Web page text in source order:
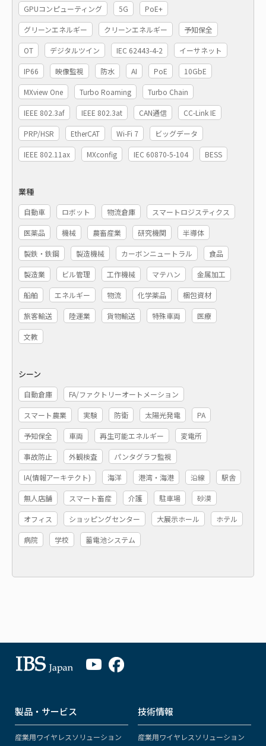
GPUコンピューティング 5G PoE+
グリーンエネルギー クリーンエネルギー 予知保全
OT デジタルツイン IEC 62443-4-2 イーサネット
IP66 映像監視 防水 AI PoE 10GbE
MXview One Turbo Roaming Turbo Chain
IEEE 802.3af IEEE 802.3at CAN通信 CC-Link IE
PRP/HSR EtherCAT Wi-Fi 7 ビッグデータ
IEEE 802.11ax MXconfig IEC 60870-5-104 BESS
業種
自動車 ロボット 物流倉庫 スマートロジスティクス
医薬品 機械 農畜産業 研究機関 半導体
製鉄・鉄鋼 製造機械 カーボンニュートラル 食品
製造業 ビル管理 工作機械 マテハン 金属加工
船舶 エネルギー 物流 化学薬品 梱包資材
旅客輸送 陸運業 貨物輸送 特殊車両 医療
文教
シーン
自動倉庫 FA/ファクトリーオートメーション
スマート農業 実験 防衛 太陽光発電 PA
予知保全 車両 再生可能エネルギー 変電所
事故防止 外観検査 パンタグラフ監視
IA(情報アーキテクト) 海洋 港湾・海港 沿線 駅舎
無人店舗 スマート畜産 介護 駐車場 砂漠
オフィス ショッピングセンター 大展示ホール ホテル
病院 学校 蓄電池システム
製品・サービス
産業用ワイヤレスソリューション
技術情報
産業用ワイヤレスソリューション